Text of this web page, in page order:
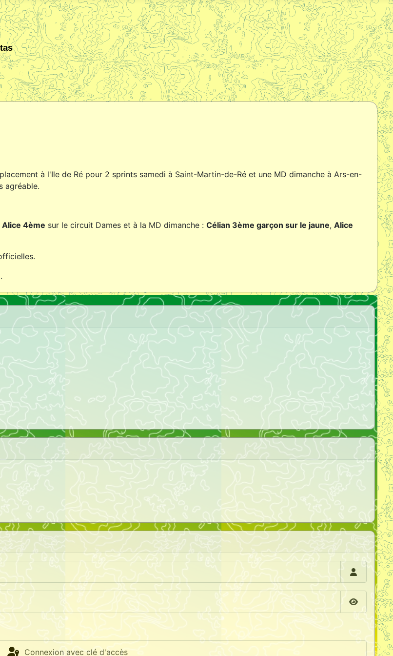
Afficher
Connexion avec clé d'accès
à l'Ile de Ré pour 2 sprints samedi à Saint-Martin-de-Ré et une MD dimanche à Ars-en-
agréable.
Alice 4ème sur le circuit Dames et à la MD dimanche : Célian 3ème garçon sur le jaune, Alice